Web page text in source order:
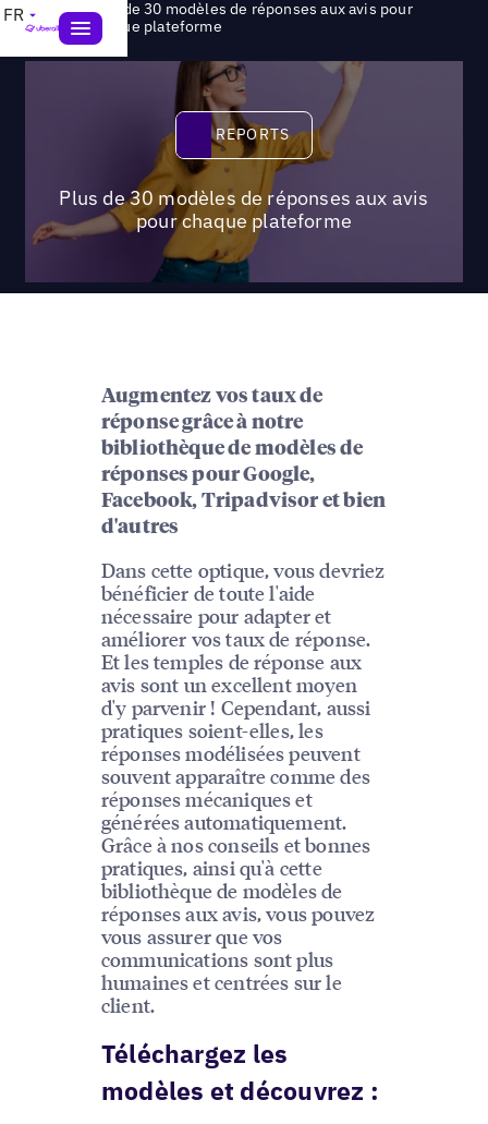
FR Reports>Plus de 30 modèles de réponses aux avis pour
chaque plateforme
Reports
REPORTS
Plus de 30 modèles de réponses aux avis
pour chaque plateforme
Augmentez vos taux de
réponse grâce à notre
bibliothèque de modèles de
réponses pour Google,
Facebook, Tripadvisor et bien
d'autres
Dans cette optique, vous devriez
bénéficier de toute l'aide
nécessaire pour adapter et
améliorer vos taux de réponse.
Et les temples de réponse aux
avis sont un excellent moyen
d'y parvenir ! Cependant, aussi
pratiques soient-elles, les
réponses modélisées peuvent
souvent apparaître comme des
réponses mécaniques et
générées automatiquement.
Grâce à nos conseils et bonnes
pratiques, ainsi qu'à cette
bibliothèque de modèles de
réponses aux avis, vous pouvez
vous assurer que vos
communications sont plus
humaines et centrées sur le
client.
Téléchargez les
modèles et découvrez :